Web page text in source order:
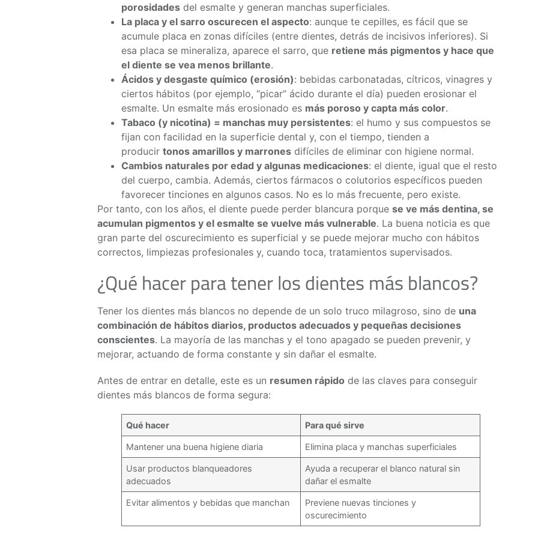
porosidades del esmalte y generan manchas superficiales.
La placa y el sarro oscurecen el aspecto: aunque te cepilles, es fácil que se
acumule placa en zonas difíciles (entre dientes, detrás de incisivos inferiores). Si
esa placa se mineraliza, aparece el sarro, que retiene más pigmentos y hace que
el diente se vea menos brillante.
Ácidos y desgaste químico (erosión): bebidas carbonatadas, cítricos, vinagres y
ciertos hábitos (por ejemplo, “picar” ácido durante el día) pueden erosionar el
esmalte. Un esmalte más erosionado es más poroso y capta más color.
Tabaco (y nicotina) = manchas muy persistentes: el humo y sus compuestos se
fijan con facilidad en la superficie dental y, con el tiempo, tienden a
producir tonos amarillos y marrones difíciles de eliminar con higiene normal.
Cambios naturales por edad y algunas medicaciones: el diente, igual que el resto
del cuerpo, cambia. Además, ciertos fármacos o colutorios específicos pueden
favorecer tinciones en algunos casos. No es lo más frecuente, pero existe.
Por tanto, con los años, el diente puede perder blancura porque se ve más dentina, se
acumulan pigmentos y el esmalte se vuelve más vulnerable. La buena noticia es que
gran parte del oscurecimiento es superficial y se puede mejorar mucho con hábitos
correctos, limpiezas profesionales y, cuando toca, tratamientos supervisados.
¿Qué hacer para tener los dientes más blancos?
Tener los dientes más blancos no depende de un solo truco milagroso, sino de una
combinación de hábitos diarios, productos adecuados y pequeñas decisiones
conscientes. La mayoría de las manchas y el tono apagado se pueden prevenir, y
mejorar, actuando de forma constante y sin dañar el esmalte.
Antes de entrar en detalle, este es un resumen rápido de las claves para conseguir
dientes más blancos de forma segura:
Qué hacer Para qué sirve
Mantener una buena higiene diaria Elimina placa y manchas superficiales
Usar productos blanqueadores
adecuados
Ayuda a recuperar el blanco natural sin
dañar el esmalte
Evitar alimentos y bebidas que manchan
Previene nuevas tinciones y
oscurecimiento